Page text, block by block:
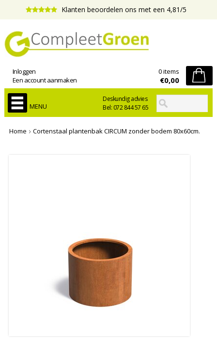
Klanten beoordelen ons met een 4,81/5
Deskundig advies
Bel: 072 844 57 65
Inloggen
Een account aanmaken
0 items
€0,00
MENU
Home Cortenstaal plantenbak CIRCUM zonder bodem 80x60cm.